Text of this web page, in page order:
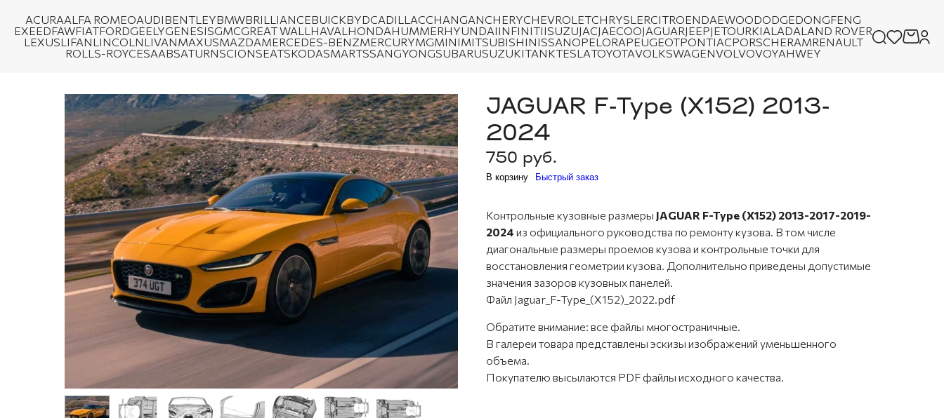
ACURAALFA ROMEOAUDIBENTLEYBMWBRILLIANCEBUICKBYDCADILLACCHANGANCHERYCHEVROLETCHRYSLERCITROENDAEWOODODGEDONGFENG
EXEEDFAWFIATFORDGEELYGENESISGMCGREAT WALL HAVAL HONDAHUMMERHYUNDAIINFINITIISUZUJACJAECOOJAGUARJEEPJETOURKIALADALAND ROVER
LEXUSLIFANLINCOLNLIVANMAXUSMAZDAMERCEDES-BENZMERCURYMGMINIMITSUBISHINISSANOPEL ORAPEUGEOTPONTIACPORSCHERAMRENAULT
ROLLS-ROYCESAABSATURNSCIONSEATSKODASMARTSSANGYONGSUBARUSUZUKITANKTESLATOYOTAVOLKSWAGENVOLVOVOYAHWEY
JAGUAR F-Type (X152) 2013-
2024
750 руб.
В корзину Быстрый заказ
Контрольные кузовные размеры JAGUAR F-Type (X152) 2013-2017-2019-
2024 из официального руководства по ремонту кузова. В том числе
диагональные размеры проемов кузова и контрольные точки для
восстановления геометрии кузова. Дополнительно приведены допустимые
значения зазоров кузовных панелей.
Файл Jaguar_F-Type_(X152)_2022.pdf
Обратите внимание: все файлы многостраничные.
В галереи товара представлены эскизы изображений уменьшенного
объема.
Покупателю высылаются PDF файлы исходного качества.